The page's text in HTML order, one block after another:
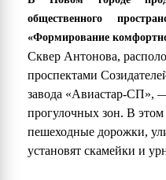
общественного
«Формирование
Сквер Антонова,
проспектами
завода «Авиастар-СП»,
прогулочных зон. В этом
пешеходные дорожки,
установят скамейки и